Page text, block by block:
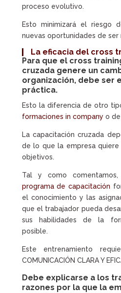
proceso evolutivo.
Esto minimizará el riesgo
nuevas oportunidades de
La eficacia del cross
Para que el cross
cruzadagenere un
organización, debe ser
práctica.
Esto la diferencia de otro
formaciones in company o
La capacitación cruzada
de lo que la empresa quiere
objetivos.
Tal y como
programa de capacitación
el conocimiento y las
que el trabajador pueda
sus habilidades de la
posible.
Este entrenamiento
COMUNICACIÓN CLARA Y
Debe explicarse a los
razones por la que la